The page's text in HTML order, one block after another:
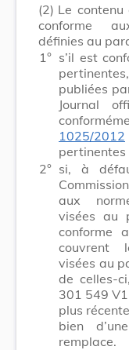
(2) Le
conforme
définies au
1° s’il est
publiées
Journal
1025/2012
pertinentes
2° si, à
aux
visées au
conforme
couvrent
visées au
de celles-
301 549
plus
bien
remplace.